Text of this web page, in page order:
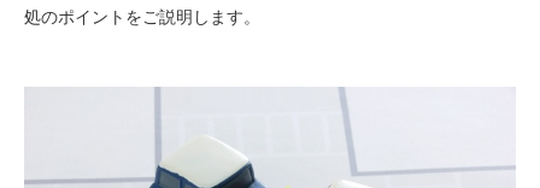
カリテコの魅力
予約アプリ
処のポイントをご説明します。